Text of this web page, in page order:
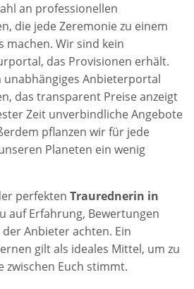
an professionellen
die jede Zeremonie zu einem
machen. Wir sind kein
das Provisionen erhält.
Anbieterportal
das transparent Preise anzeigt
Zeit unverbindliche Angebote
pflanzen wir für jede
Planeten ein wenig
perfektenTraurednerin in
auf Erfahrung, Bewertungen
Anbieter achten. Ein
gilt als ideales Mittel, um zu
zwischen Euch stimmt.